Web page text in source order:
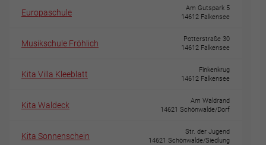
Europaschule
Am Gutspark 5
14612 Falkensee
Musikschule Fröhlich
Potterstraße 30
14612 Falkensee
Kita Villa Kleeblatt
Finkenkrug
14612 Falkensee
Kita Waldeck
Am Waldrand
14621 Schönwalde/Dorf
Kita Sonnenschein
Str. der Jugend
14621 Schönwalde/Siedlung